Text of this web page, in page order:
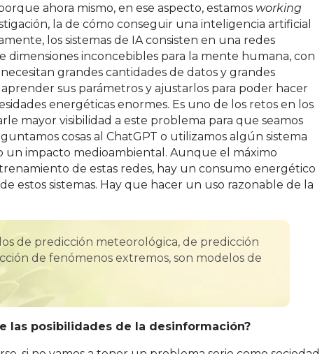
ahora mismo, en ese aspecto, estamos working
la de cómo conseguir una inteligencia artificial
los sistemas de IA consisten en una redes
dimensiones inconcebibles para la mente humana, con
grandes cantidades de datos y grandes
sus parámetros y ajustarlos para poder hacer
energéticas enormes. Es uno de los retos en los
mayor visibilidad a este problema para que seamos
cosas al ChatGPT o utilizamos algún sistema
un impacto medioambiental. Aunque el máximo
de estas redes, hay un consumo energético
estos sistemas. Hay que hacer un uso razonable de la
de predicción meteorológica, de predicción
de fenómenos extremos, son modelos de
las posibilidades de la desinformación?